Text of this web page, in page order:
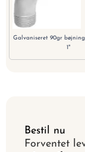
Galvaniseret 90gr
1"
Bestil nu
Forventet